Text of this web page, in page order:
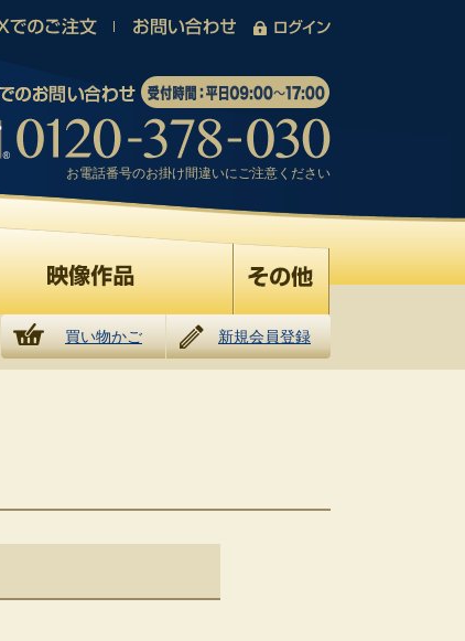
お電話番号のお掛け間違いにご注意ください
買い物かご 新規会員登録